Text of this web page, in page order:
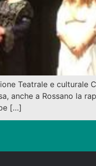
Teatrale e culturale
anche a Rossano la
[…]